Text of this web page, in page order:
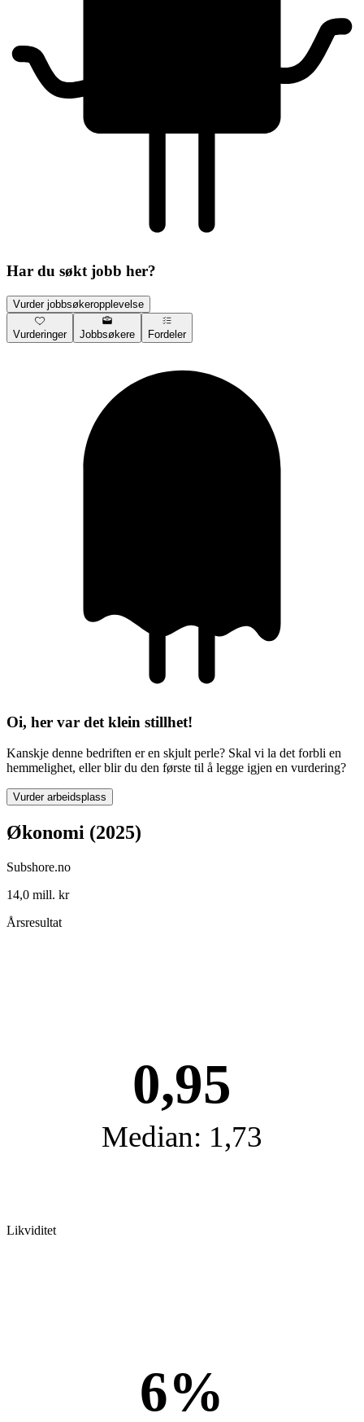
Har du søkt jobb her?
Vurder jobbsøkeropplevelse
Vurderinger Jobbsøkere Fordeler
Oi, her var det klein stillhet!
Kanskje denne bedriften er en skjult perle? Skal vi la det forbli en
hemmelighet, eller blir du den første til å legge igjen en vurdering?
Vurder arbeidsplass
Økonomi (2025)
Subshore.no
14,0 mill. kr
Årsresultat
0,95
Median: 1,73
Likviditet
6%